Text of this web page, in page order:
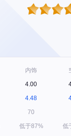
内饰
4.00
4.48
70
低于87%
低